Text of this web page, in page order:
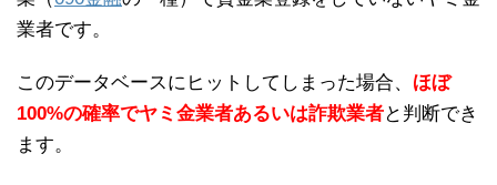
業者です。
このデータベースにヒットしてしまった場合、 ほぼ
100%の確率でヤミ金業者あるいは詐欺業者と判断でき
ます。